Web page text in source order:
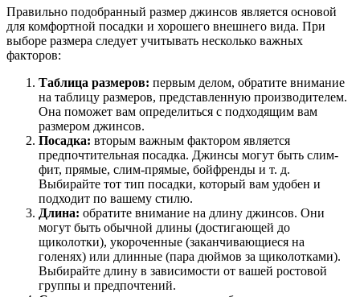
Правильно подобранный размер джинсов является основой
для комфортной посадки и хорошего внешнего вида. При
выборе размера следует учитывать несколько важных
факторов:
Таблица размеров: первым делом, обратите внимание
на таблицу размеров, представленную производителем.
Она поможет вам определиться с подходящим вам
размером джинсов.
Посадка: вторым важным фактором является
предпочтительная посадка. Джинсы могут быть слим-
фит, прямые, слим-прямые, бойфренды и т. д.
Выбирайте тот тип посадки, который вам удобен и
подходит по вашему стилю.
Длина: обратите внимание на длину джинсов. Они
могут быть обычной длины (достигающей до
щиколотки), укороченные (заканчивающиеся на
голенях) или длинные (пара дюймов за щиколотками).
Выбирайте длину в зависимости от вашей ростовой
группы и предпочтений.